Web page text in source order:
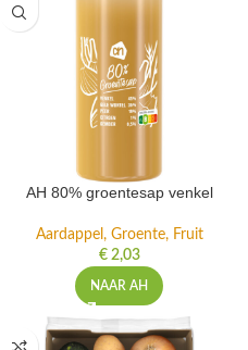
AH 80% groentesap venkel
Aardappel, Groente, Fruit
€2,03
NAAR AH